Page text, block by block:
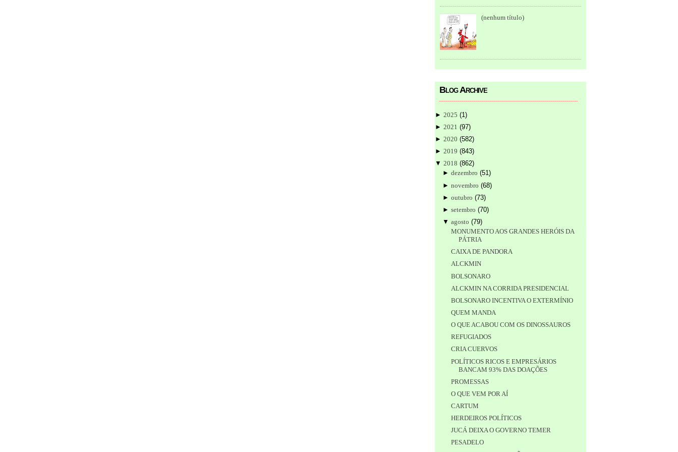
(nenhum título)
Blog Archive
► 2025 (1 )
► 2021 (97)
► 2020 (582)
► 2019 (843)
▼ 2018 (862)
►dezembro (51)
►novembro (68)
►outubro (73)
►setembro (70)
▼agosto (79)
MONUMENTO AOS GRANDES HERÓIS DA
PÁTRIA
CAIXA DE PANDORA
ALCKMIN
BOLSONARO
ALCKMIN NA CORRIDA PRESIDENCIAL
BOLSONARO INCENTIVA O EXTERMÍNIO
QUEM MANDA
O QUE ACABOU COM OS DINOSSAUROS
REFUGIADOS
CRIA CUERVOS
POLÍTICOS RICOS E EMPRESÁRIOS
BANCAM 93% DAS DOAÇÕES
PROMESSAS
O QUE VEM POR AÍ
CARTUM
HERDEIROS POLÍTICOS
JUCÁ DEIXA O GOVERNO TEMER
PESADELO